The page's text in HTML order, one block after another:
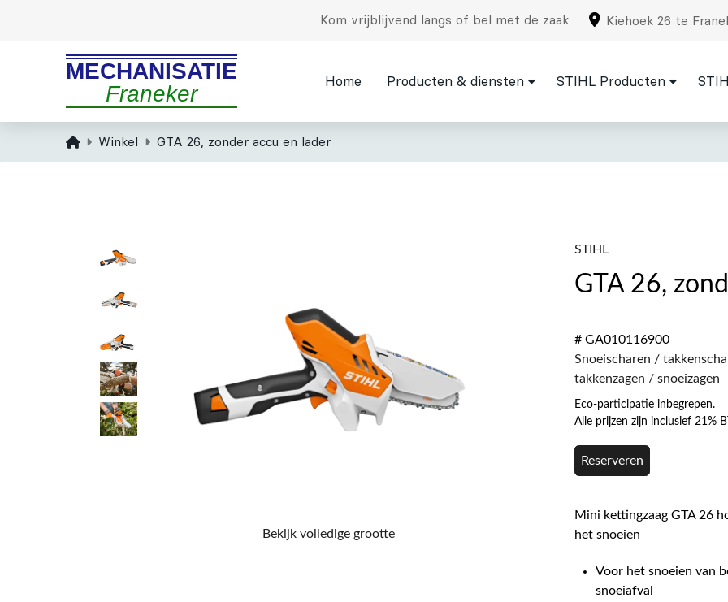
Kom vrijblijvend langs of bel met de zaak Kiehoek 26 te
MECHANISATIE
Franeker
Home Producten & diensten STIHL Producten
HomeWinkel GTA 26, zonder accu en lader
Bekijk volledige grootte
STIHL
GTA 26,
# GA010116900
Snoeischaren /
takkenzagen / snoeizagen
Eco-participatie inbegrepen.
Alle prijzen zijn inclusief 21%
Reserveren
Mini kettingzaag GTA 26
het snoeien
Voor het snoeien van
snoeiafval